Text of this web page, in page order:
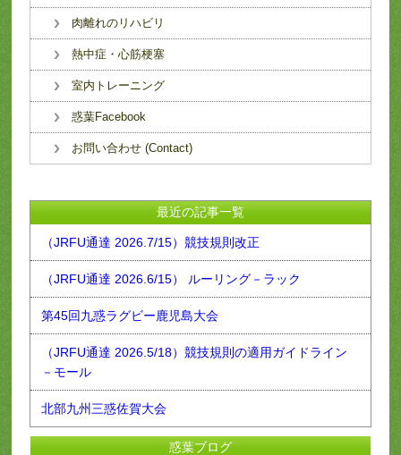
肉離れのリハビリ
熱中症・心筋梗塞
室内トレーニング
惑葉Facebook
お問い合わせ (Contact)
最近の記事一覧
（JRFU通達 2026.7/15）競技規則改正
（JRFU通達 2026.6/15） ルーリング－ラック
第45回九惑ラグビー鹿児島大会
（JRFU通達 2026.5/18）競技規則の適用ガイドライン
－モール
北部九州三惑佐賀大会
惑葉ブログ